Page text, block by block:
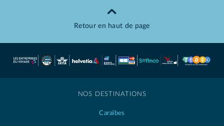
Retour en haut de page
NOS DESTINATIONS
Caraïbes